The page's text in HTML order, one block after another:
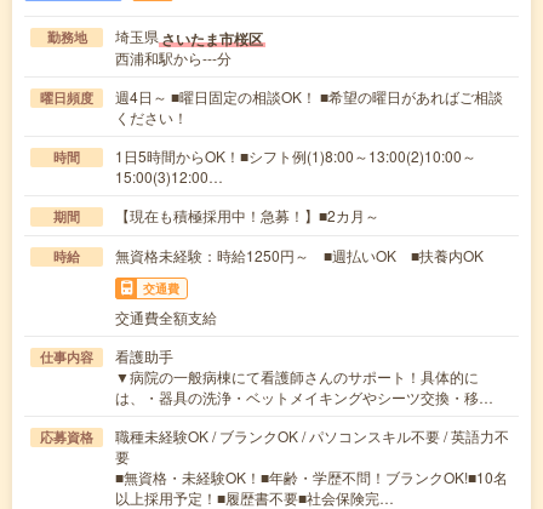
勤務地 埼玉県さいたま市桜区
西浦和駅から---分
曜日頻度
週4日～ ■曜日固定の相談OK！ ■希望の曜日があればご相談
ください！
時間
1日5時間からOK！■シフト例(1)8:00～13:00(2)10:00～
15:00(3)12:00…
期間 【現在も積極採用中！急募！】■2カ月～
時給 無資格未経験：時給1250円～ ■週払いOK ■扶養内OK
交通費
交通費全額支給
仕事内容
看護助手
▼病院の一般病棟にて看護師さんのサポート！具体的に
は、・器具の洗浄・ベットメイキングやシーツ交換・移…
応募資格
職種未経験OK / ブランクOK / パソコンスキル不要 / 英語力不
要
■無資格・未経験OK！■年齢・学歴不問！ブランクOK!■10名
以上採用予定！■履歴書不要■社会保険完…